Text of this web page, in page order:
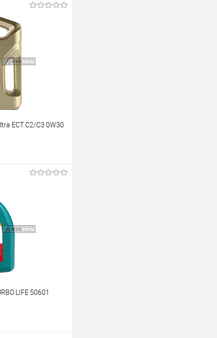
ECT C2/C3 0W30
Под заказ
LIFE 50601